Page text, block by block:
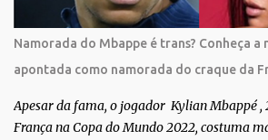
uma forma de provar que sua identidade
passageiro. “Me alistei no exército porque
‘bota no exército para ver se vira homem’,
entrar no exército’… Essas coisas me fizeram
disse; ‘vou mostrar par...
Namorada do Mbappe é trans? Conheça a
apontada como namorada do craque da
Apesar da fama, o jogador Kylian Mbappé ,
França na Copa do Mundo 2022, costuma